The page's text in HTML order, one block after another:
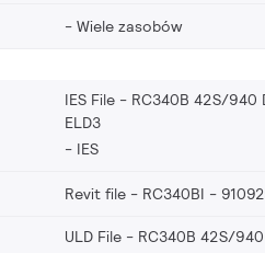
Wiele zasobów
IES File - RC340B 42S/940
ELD3
IES
Revit file - RC340BI -
ULD File - RC340B 42S/940